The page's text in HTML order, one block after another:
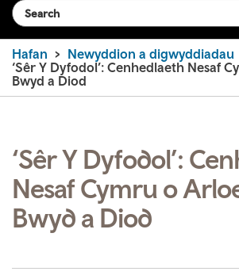
Search the website
Hafan Newyddion a digwyddiadau
‘Sêr Y Dyfodol’: Cenhedlaeth Nesaf
Bwyd a Diod
‘Sêr Y Dyfodol’:
Nesaf Cymru o
Bwyd a Diod